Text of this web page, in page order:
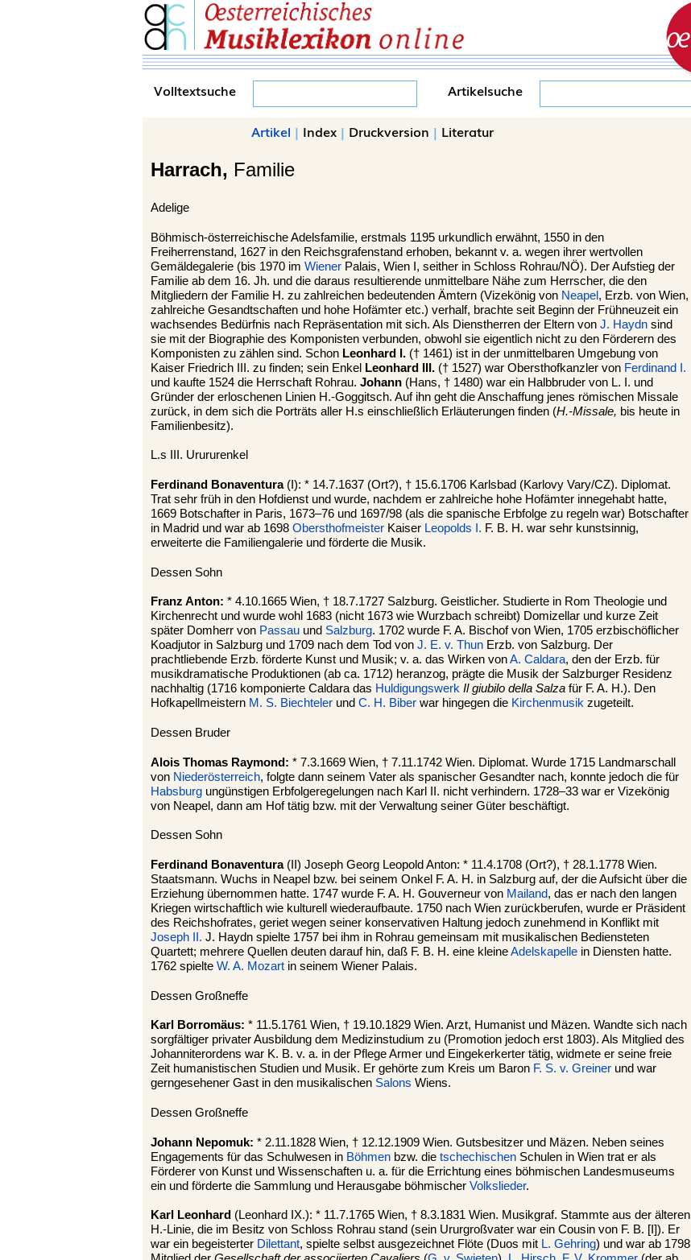
Volltextsuche Artikelsuche
Artikel | Index | Druckversion | Literatur
Harrach, Familie
Adelige
Böhmisch-österreichische Adelsfamilie, erstmals 1195 urkundlich erwähnt, 1550 in den
Freiherrenstand, 1627 in den Reichsgrafenstand erhoben, bekannt v. a. wegen ihrer wertvollen
Gemäldegalerie (bis 1970 im Wiener Palais, Wien I, seither in Schloss Rohrau/NÖ). Der Aufstieg der
Familie ab dem 16. Jh. und die daraus resultierende unmittelbare Nähe zum Herrscher, die den
Mitgliedern der Familie H. zu zahlreichen bedeutenden Ämtern (Vizekönig von Neapel , Erzb. von Wien,
zahlreiche Gesandtschaften und hohe Hofämter etc.) verhalf, brachte seit Beginn der Frühneuzeit ein
wachsendes Bedürfnis nach Repräsentation mit sich. Als Dienstherren der Eltern von J. Haydn sind
sie mit der Biographie des Komponisten verbunden, obwohl sie eigentlich nicht zu den Förderern des
Komponisten zu zählen sind. Schon Leonhard I. († 1461) ist in der unmittelbaren Umgebung von
Kaiser Friedrich III. zu finden; sein Enkel
Leonhard III. († 1527) war Obersthofkanzler von Ferdinand I.
und kaufte 1524 die Herrschaft Rohrau. Johann (Hans, † 1480) war ein Halbbruder von L. I. und
Gründer der erloschenen Linien H.-Goggitsch. Auf ihn geht die Anschaffung jenes römischen Missale
zurück, in dem sich die Porträts aller H.s einschließlich Erläuterungen finden (H.-Missale, bis heute in
Familienbesitz).
L.s III. Urururenkel
Ferdinand Bonaventura(I): * 14.7.1637 (Ort?), † 15.6.1706 Karlsbad (Karlovy Vary/CZ). Diplomat.
Trat sehr früh in den Hofdienst und wurde, nachdem er zahlreiche hohe Hofämter innegehabt hatte,
1669 Botschafter in Paris, 1673–76 und 1697/98 (als die spanische Erbfolge zu regeln war) Botschafter
in Madrid und war ab 1698 Obersthofmeister Kaiser Leopolds I. F. B. H. war sehr kunstsinnig,
erweiterte die Familiengalerie und förderte die Musik.
Dessen Sohn
Franz Anton: * 4.10.1665 Wien, † 18.7.1727 Salzburg. Geistlicher. Studierte in Rom Theologie und
Kirchenrecht und wurde wohl 1683 (nicht 1673 wie Wurzbach schreibt) Domizellar und kurze Zeit
später Domherr von Passau und Salzburg. 1702 wurde F. A. Bischof von Wien, 1705 erzbischöflicher
Koadjutor in Salzburg und 1709 nach dem Tod von J. E. v. Thun Erzb. von Salzburg. Der
prachtliebende Erzb. förderte Kunst und Musik; v. a. das Wirken vonA. Caldara, den der Erzb. für
musikdramatische Produktionen (ab ca. 1712) heranzog, prägte die Musik der Salzburger Residenz
nachhaltig (1716 komponierte Caldara das Huldigungswerk Il giubilo della Salza für F. A. H.). Den
Hofkapellmeistern M. S. Biechteler und C. H. Biber war hingegen die Kirchenmusik zugeteilt.
Dessen Bruder
Alois Thomas Raymond: * 7.3.1669 Wien, † 7.11.1742 Wien. Diplomat. Wurde 1715 Landmarschall
von Niederösterreich, folgte dann seinem Vater als spanischer Gesandter nach, konnte jedoch die für
Habsburg ungünstigen Erbfolgeregelungen nach Karl II. nicht verhindern. 1728–33 war er Vizekönig
von Neapel, dann am Hof tätig bzw. mit der Verwaltung seiner Güter beschäftigt.
Dessen Sohn
Ferdinand Bonaventura(II) Joseph Georg Leopold Anton: * 11.4.1708 (Ort?), † 28.1.1778 Wien.
Staatsmann. Wuchs in Neapel bzw. bei seinem Onkel F. A. H. in Salzburg auf, der die Aufsicht über die
Erziehung übernommen hatte. 1747 wurde F. A. H. Gouverneur von Mailand, das er nach den langen
Kriegen wirtschaftlich wie kulturell wiederaufbaute. 1750 nach Wien zurückberufen, wurde er Präsident
des Reichshofrates, geriet wegen seiner konservativen Haltung jedoch zunehmend in Konflikt mit
Joseph II. J. Haydn spielte 1757 bei ihm in Rohrau gemeinsam mit musikalischen Bediensteten
Quartett; mehrere Quellen deuten darauf hin, daß F. B. H. eine kleineAdelskapelle in Diensten hatte.
1762 spielte W. A. Mozart in seinem Wiener Palais.
Dessen Großneffe
Karl Borromäus: * 11.5.1761 Wien, † 19.10.1829 Wien. Arzt, Humanist und Mäzen. Wandte sich nach
sorgfältiger privater Ausbildung dem Medizinstudium zu (Promotion jedoch erst 1803). Als Mitglied des
Johanniterordens war K. B. v. a. in der Pflege Armer und Eingekerkerter tätig, widmete er seine freie
Zeit humanistischen Studien und Musik. Er gehörte zum Kreis um Baron F. S. v. Greiner und war
gerngesehener Gast in den musikalischen Salons Wiens.
Dessen Großneffe
Johann Nepomuk: * 2.11.1828 Wien, † 12.12.1909 Wien. Gutsbesitzer und Mäzen. Neben seines
Engagements für das Schulwesen in Böhmen bzw. die tschechischen Schulen in Wien trat er als
Förderer von Kunst und Wissenschaften u. a. für die Errichtung eines böhmischen Landesmuseums
ein und förderte die Sammlung und Herausgabe böhmischer Volkslieder.
Karl Leonhard (Leonhard IX.): * 11.7.1765 Wien, † 8.3.1831 Wien. Musikgraf. Stammte aus der älteren
H.-Linie, die im Besitz von Schloss Rohrau stand (sein Ururgroßvater war ein Cousin von F. B. [I]). Er
war ein begeisterter Dilettant, spielte selbst ausgezeichnet Flöte (Duos mit L. Gehring) und war ab 1798